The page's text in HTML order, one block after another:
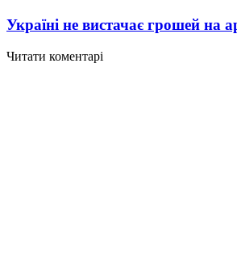
Україні не вистачає грошей на
Читати коментарі